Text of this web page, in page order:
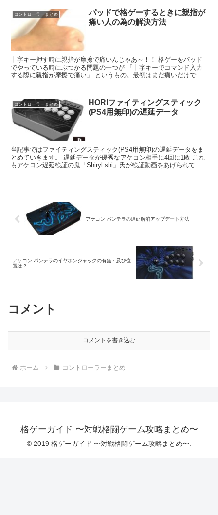
コントローラーまとめ
パッドで格ゲーするときに親指が
痛い人の為の解決方法
十字キー押す時に親指が摩擦で痛いんじゃあ～！！ 格ゲーをパッド
でやっている時にぶつかる問題の一つが 「十字キーでコマンド入力
する際に親指が摩擦で痛い」 というもの。最初はまだ痛いだけで良
コントローラーまとめ
HORIファイティングスティック
(PS4用無印)の遅延データ
当記事ではファイティングスティック(PS4用無印)の遅延データをま
とめていきます。 遅延データが優秀なアケコン相手に4回に1敗 これ
もアケコン遅延検証の鬼「Shiryl shi」氏が検証動画をあげられてい
アケコン パンテラの遅延解消アップデート方法
アケコン パンテラのイヤホンジャックの有無・及び位
置は？
コメント
コメントを書き込む
ホーム コントローラーまとめ
格ゲーガイド 〜対戦格闘ゲーム攻略まとめ〜
© 2019 格ゲーガイド 〜対戦格闘ゲーム攻略まとめ〜.